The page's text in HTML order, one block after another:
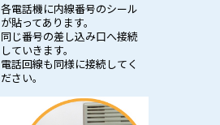
各電話機に内線番号のシール
が貼ってあります。
同じ番号の差し込み口へ接続
していきます。
電話回線も同様に接続してく
ださい。